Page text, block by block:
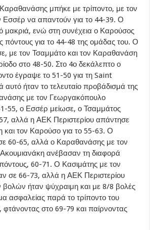
μπήκε με τρίποντο, με τον
Εσσέρ να απαντούν για το 44-39. Ο
μακριά, ενώ στη συνέχεια ο Καρούσος
πόντους για το 44-48 της ομάδας του. Ο
με τον Τσαμμάτο και τον Καραθανάση
στο 48-50. Στο 4ο δεκάλεπτο ο
έγραψε το 51-50 για τη Saint
ήταν το τελευταίο προβάδισμά της
με τον Γεωργακόπουλο
55, ο Εσσέρ μείωσε, ο Τσαμμάτος
αλλά η ΑΕΚ Περιστερίου απάντησε
και τον Καρούσο για το 55-63. Ο
60-65, αλλά ο Καραθανάσης με τον
ανέβασαν τη διαφορά
60-71. Ο Κασιμάτης με τον
σε 66-73, αλλά η ΑΕΚ Περιστερίου
ήταν ψύχραιμη και με 8/8 βολές
ασφαλείας παρά το τρίποντο του
στο 69-79 και παίρνοντας